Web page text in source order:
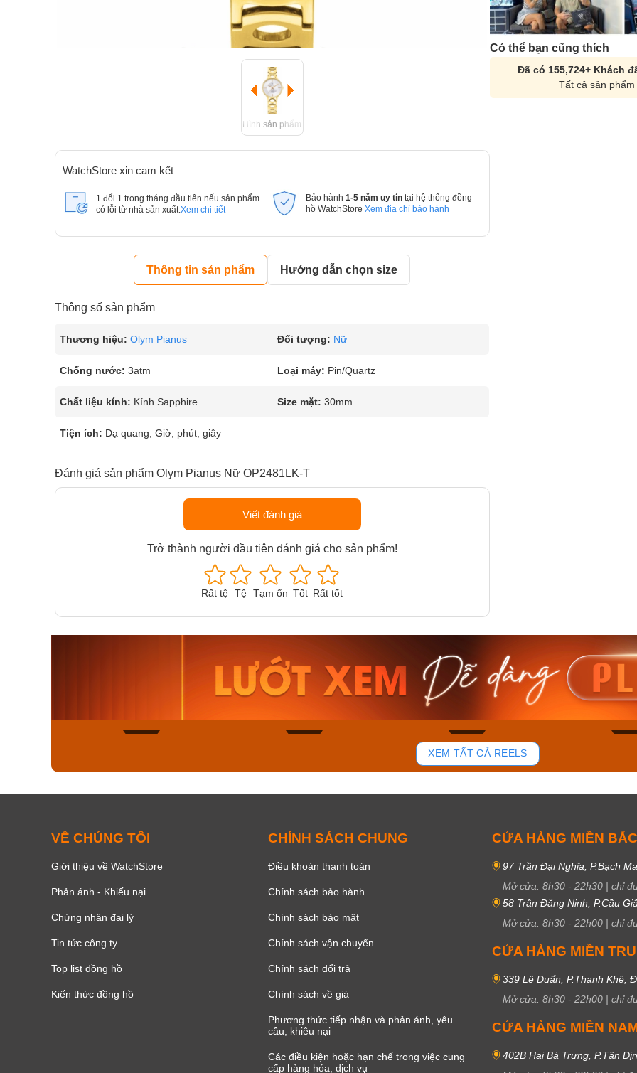
Hình sản phẩm
WatchStore xin cam kết
1 đổi 1 trong tháng đầu tiên nếu sản phẩm
có lỗi từ nhà sản xuất. Xem chi tiết
Bảo hành 1-5 năm uy tín tại hệ thống đồng
hồ WatchStore Xem địa chỉ bảo hành
Thông tin sản phẩm Hướng dẫn chọn size
Thông số sản phẩm
Thương hiệu: Olym Pianus Đối tượng: Nữ
Chống nước: 3atm Loại máy: Pin/Quartz
Chất liệu kính: Kính Sapphire Size mặt: 30mm
Tiện ích: Dạ quang, Giờ, phút, giây
Đánh giá sản phẩm Olym Pianus Nữ OP2481LK-T
Viết đánh giá
Trở thành người đầu tiên đánh giá cho sản phẩm!
Rất tệ Tệ Tạm ổn Tốt Rất tốt
Có thể bạn cũng thích
Đã có 155,724+ Khách
Tất cả sản
Casio Nam MTS-
115D-1AVDF
2.823.000₫
2.399.550₫
Mua ngay
43
Casio Nam MTS-
RS100L-1AVDF
4.276.000₫
3.634.600₫
Casio
230EL-
Mua
XEM TẤT CẢ REELS
VỀ CHÚNG TÔI
Giới thiệu về WatchStore
Phản ánh - Khiếu nại
Chứng nhận đại lý
Tin tức công ty
Top list đồng hồ
Kiến thức đồng hồ
CHÍNH SÁCH CHUNG
Điều khoản thanh toán
Chính sách bảo hành
Chính sách bảo mật
Chính sách vận chuyển
Chính sách đổi trả
Chính sách về giá
Phương thức tiếp nhận và phản ánh, yêu
cầu, khiêu nại
Các điều kiện hoặc hạn chế trong việc cung
cấp hàng hóa, dịch vụ
CỬA HÀNG MIỀN BẮC
97 Trần Đại Nghĩa, P.Bạch
Mở cửa: 8h30 - 22h30 | chỉ
58 Trần Đăng Ninh, P.Cầu
Mở cửa: 8h30 - 22h00 | chỉ
CỬA HÀNG MIỀN
339 Lê Duẩn, P.Thanh Khê,
Mở cửa: 8h30 - 22h00 | chỉ
CỬA HÀNG MIỀN
402B Hai Bà Trưng, P.Tân